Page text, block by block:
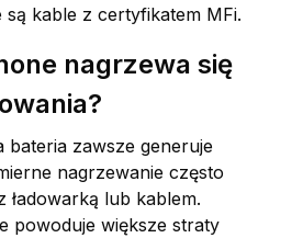
są kable z certyfikatem MFi.
nagrzewa się
bateria zawsze generuje
nagrzewanie często
lub kablem.
powoduje większe straty